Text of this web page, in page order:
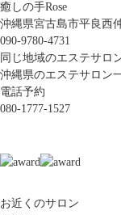
癒しの手Rose
沖縄県宮古島市平良西
090-9780-4731
同じ地域のエステサロ
沖縄県のエステサロン
電話予約
080-1777-1527
お近くのサロン